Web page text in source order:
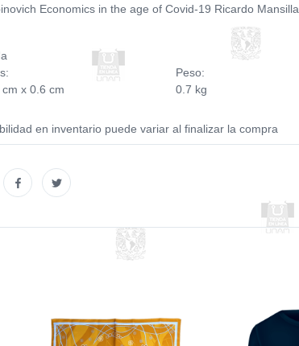
Economics in the age of Covid-19 Ricardo Mansilla
x 0.6 cm
Peso:
0.7 kg
en inventario puede variar al finalizar la compra